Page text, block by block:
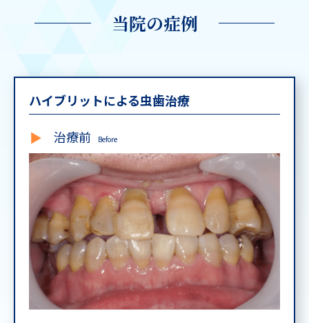
当院の症例
ハイブリットによる虫歯治療
治療前 Before